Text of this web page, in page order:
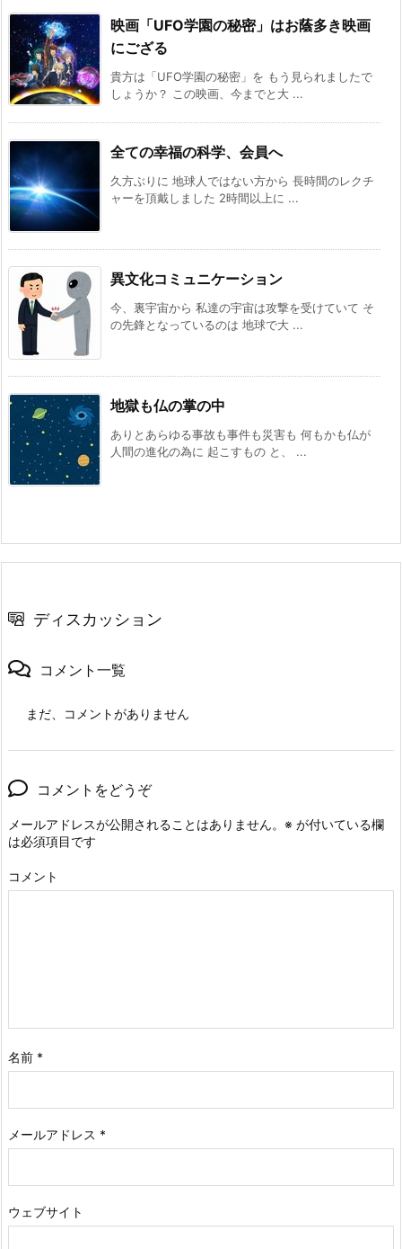
映画「UFO学園の秘密」はお蔭多き映画
にござる
貴方は「UFO学園の秘密」を もう見られましたで
しょうか？ この映画、今までと大 ...
全ての幸福の科学、会員へ
久方ぶりに 地球人ではない方から 長時間のレクチ
ャーを頂戴しました 2時間以上に ...
異文化コミュニケーション
今、裏宇宙から 私達の宇宙は攻撃を受けていて そ
の先鋒となっているのは 地球で大 ...
地獄も仏の掌の中
ありとあらゆる事故も事件も災害も 何もかも仏が
人間の進化の為に 起こすもの と、 ...
ディスカッション
コメント一覧
まだ、コメントがありません
コメントをどうぞ
メールアドレスが公開されることはありません。 ※ が付いている欄
は必須項目です
コメント
名前 *
メールアドレス *
ウェブサイト